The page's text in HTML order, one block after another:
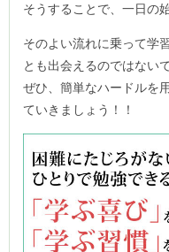
そうすることで、一日の
そのよい流れに乗って学
とも出会えるのではない
ぜひ、簡単なハードルを
ていきましょう！！